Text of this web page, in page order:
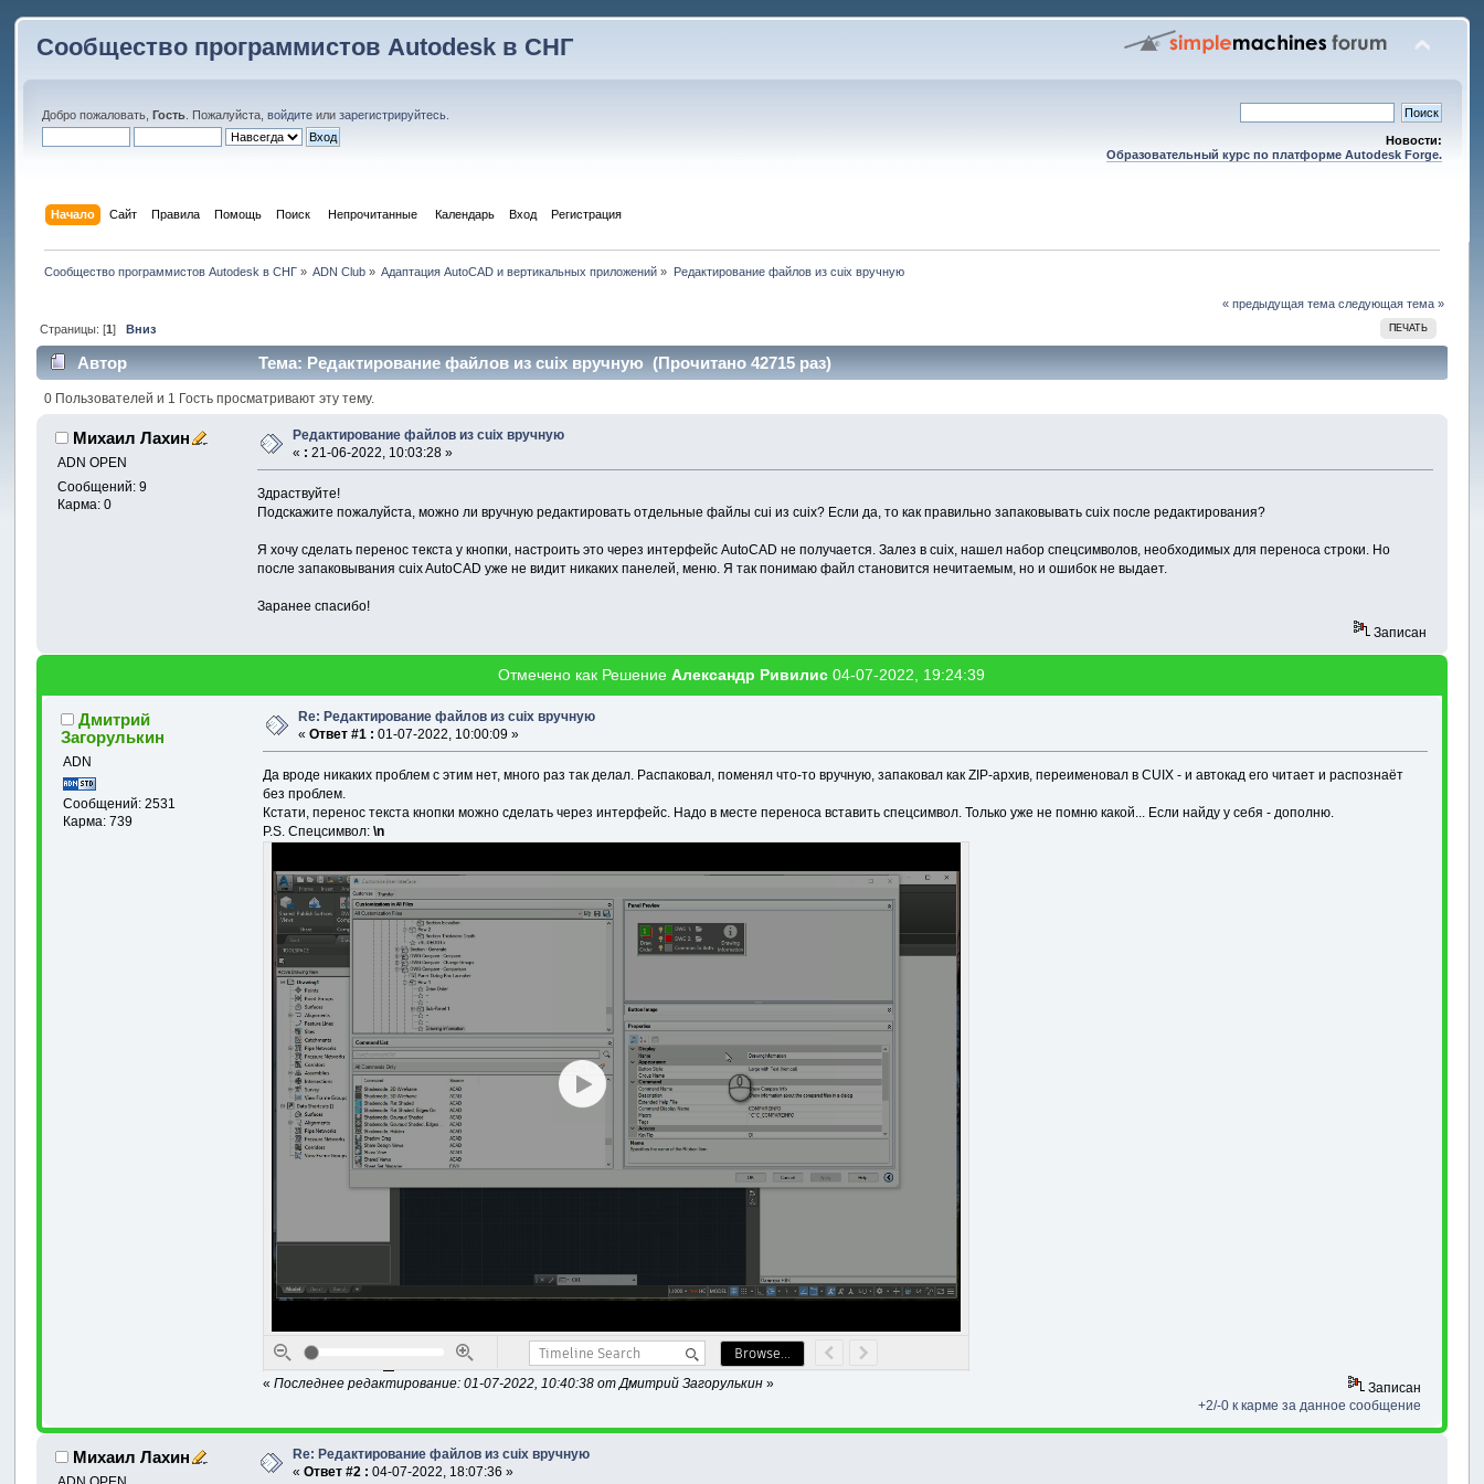
Сообщество программистов Autodesk в СНГ
Добро пожаловать,Гость . Пожалуйста,войдите илизарегистрируйтесь
Новости:
Образовательный курс по платформе Autodesk Forge.
Начало Сайт Правила Помощь Поиск Непрочитанные Календарь Вход Регистрация
Сообщество программистов Autodesk в СНГ» ADN Club » Адаптация AutoCAD и вертикальных приложений » Редактирование файлов из cuix вручную
« предыдущая тема следующая тема »
ПЕЧАТЬ
Страницы: [1] Вниз
Автор Тема: Редактирование файлов из cuix вручную (Прочитано 42715 раз)
0 Пользователей и 1 Гость просматривают эту тему.
Михаил Лахин
ADN OPEN
Сообщений: 9
Карма: 0
Редактирование файлов из cuix вручную
« : 21-06-2022, 10:03:28 »
Здраствуйте!
Подскажите пожалуйста, можно ли вручную редактировать отдельные файлы cui из cuix? Если да, то как правильно запаковывать cuix после редактирования?
Я хочу сделать перенос текста у кнопки, настроить это через интерфейс AutoCAD не получается. Залез в cuix, нашел набор спецсимволов, необходимых для переноса строки. Но
после запаковывания cuix AutoCAD уже не видит никаких панелей, меню. Я так понимаю файл становится нечитаемым, но и ошибок не выдает.
Заранее спасибо!
Записан
Отмечено как РешениеАлександр Ривилис 04-07-2022, 19:24:39
Дмитрий
Загорулькин
ADN
Сообщений: 2531
Карма: 739
Re: Редактирование файлов из cuix вручную
«Ответ #1 : 01-07-2022, 10:00:09 »
Да вроде никаких проблем с этим нет, много раз так делал. Распаковал, поменял что-то вручную, запаковал как ZIP-архив, переименовал в CUIX - и автокад его читает и распознаёт
без проблем.
Кстати, перенос текста кнопки можно сделать через интерфейс. Надо в месте переноса вставить спецсимвол. Только уже не помню какой... Если найду у себя - дополню.
P.S. Спецсимвол:\n
«Последнее редактирование: 01-07-2022, 10:40:38 от Дмитрий Загорулькин »
Записан
+2/-0 к карме за данное сообщение
Михаил Лахин
Re: Редактирование файлов из cuix вручную
«Ответ #2 : 04-07-2022, 18:07:36 »